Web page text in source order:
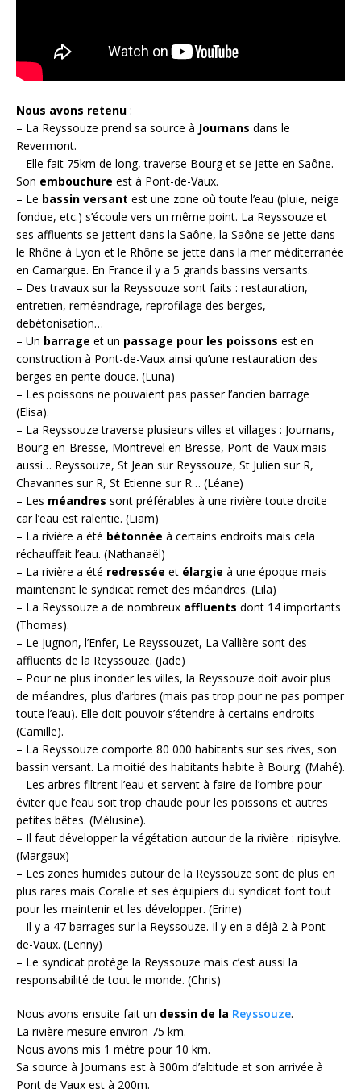
Nous avons retenu :
– La Reyssouze prend sa source à Journans dans le
Revermont.
– Elle fait 75km de long, traverse Bourg et se jette en Saône.
Son embouchure est à Pont-de-Vaux.
– Le bassin versant est une zone où toute l’eau (pluie, neige
fondue, etc.) s’écoule vers un même point. La Reyssouze et
ses affluents se jettent dans la Saône, la Saône se jette dans
le Rhône à Lyon et le Rhône se jette dans la mer méditerranée
en Camargue. En France il y a 5 grands bassins versants.
– Des travaux sur la Reyssouze sont faits : restauration,
entretien, reméandrage, reprofilage des berges,
debétonisation…
– Un barrage et un passage pour les poissons est en
construction à Pont-de-Vaux ainsi qu’une restauration des
berges en pente douce. (Luna)
– Les poissons ne pouvaient pas passer l’ancien barrage
(Elisa).
– La Reyssouze traverse plusieurs villes et villages : Journans,
Bourg-en-Bresse, Montrevel en Bresse, Pont-de-Vaux mais
aussi… Reyssouze, St Jean sur Reyssouze, St Julien sur R,
Chavannes sur R, St Etienne sur R… (Léane)
– Les méandres sont préférables à une rivière toute droite
car l’eau est ralentie. (Liam)
– La rivière a été bétonnée à certains endroits mais cela
réchauffait l’eau. (Nathanaël)
– La rivière a été redressée et élargie à une époque mais
maintenant le syndicat remet des méandres. (Lila)
– La Reyssouze a de nombreux affluents dont 14 importants
(Thomas).
– Le Jugnon, l’Enfer, Le Reyssouzet, La Vallière sont des
affluents de la Reyssouze. (Jade)
– Pour ne plus inonder les villes, la Reyssouze doit avoir plus
de méandres, plus d’arbres (mais pas trop pour ne pas pomper
toute l’eau). Elle doit pouvoir s’étendre à certains endroits
(Camille).
– La Reyssouze comporte 80 000 habitants sur ses rives, son
bassin versant. La moitié des habitants habite à Bourg. (Mahé).
– Les arbres filtrent l’eau et servent à faire de l’ombre pour
éviter que l’eau soit trop chaude pour les poissons et autres
petites bêtes. (Mélusine).
– Il faut développer la végétation autour de la rivière : ripisylve.
(Margaux)
– Les zones humides autour de la Reyssouze sont de plus en
plus rares mais Coralie et ses équipiers du syndicat font tout
pour les maintenir et les développer. (Erine)
– Il y a 47 barrages sur la Reyssouze. Il y en a déjà 2 à Pont-
de-Vaux. (Lenny)
– Le syndicat protège la Reyssouze mais c’est aussi la
responsabilité de tout le monde. (Chris)
Nous avons ensuite fait un dessin de la Reyssouze.
La rivière mesure environ 75 km.
Nous avons mis 1 mètre pour 10 km.
Sa source à Journans est à 300m d’altitude et son arrivée à
Pont de Vaux est à 200m.